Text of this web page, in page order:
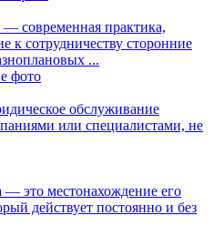
современная практика,
к сотрудничеству сторонние
...
обслуживание
или специалистами, не
это местонахождение его
действует постоянно и без